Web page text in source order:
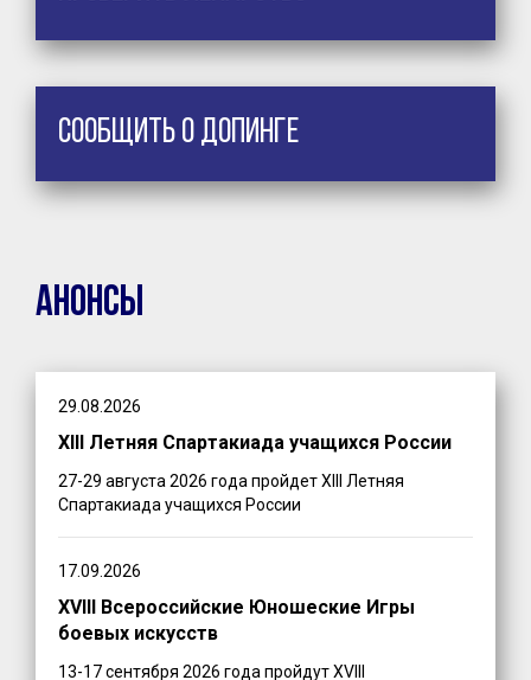
Сообщить о допинге
Анонсы
29.08.2026
XIII Летняя Спартакиада учащихся России
27-29 августа 2026 года пройдет XIII Летняя
Спартакиада учащихся России
17.09.2026
XVIII Всероссийские Юношеские Игры
боевых искусств
13-17 сентября 2026 года пройдут XVIII